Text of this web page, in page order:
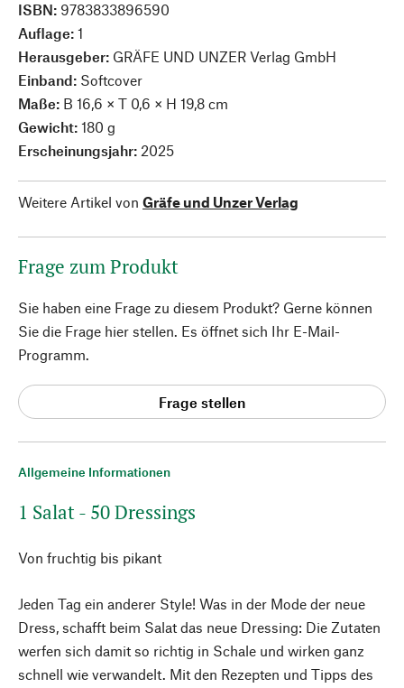
Allgemeine Informationen
1 Salat - 50 Dressings
Von fruchtig bis pikant
Jeden Tag ein anderer Style! Was in der Mode der neue
Dress, schafft beim Salat das neue Dressing: Die Zutaten
werfen sich damit so richtig in Schale und wirken ganz
schnell wie verwandelt. Mit den Rezepten und Tipps des
ISBN: 9783833896590
Auflage: 1
Herausgeber: GRÄFE UND UNZER Verlag GmbH
Einband: Softcover
Maße: B 16,6 × T 0,6 × H 19,8 cm
Gewicht: 180 g
Erscheinungsjahr: 2025
Weitere Artikel von Gräfe und Unzer Verlag
Frage zum Produkt
Sie haben eine Frage zu diesem Produkt? Gerne können
Sie die Frage hier stellen. Es öffnet sich Ihr E-Mail-
Programm.
Frage stellen